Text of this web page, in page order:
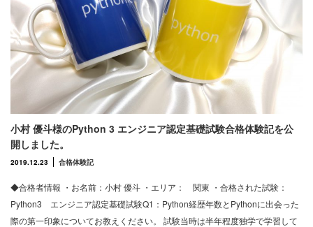
小村 優斗様のPython 3 エンジニア認定基礎試験合格体験記を公
開しました。
2019.12.23 合格体験記
◆合格者情報 ・お名前：小村 優斗 ・エリア： 関東 ・合格された試験：
Python3 エンジニア認定基礎試験Q1：Python経歴年数とPythonに出会った
際の第一印象についてお教えください。 試験当時は半年程度独学で学習して